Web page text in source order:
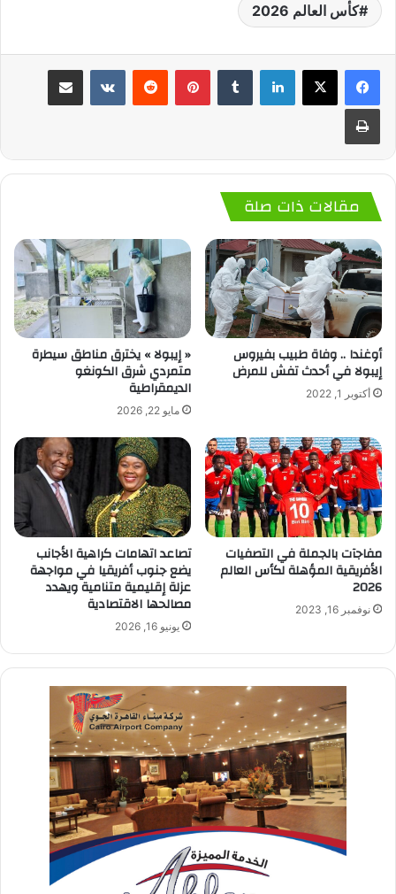
كأس العالم 2026
لينكدإن بينتيريست
مقالات ذات صلة
أوغندا .. وفاة طبيب بفيروس
إيبولا في أحدث تفش للمرض
أكتوبر 1, 2022
« إيبولا » يخترق مناطق سيطرة
متمردي شرق الكونغو
الديمقراطية
مايو 22, 2026
مفاجآت بالجملة في التصفيات
الأفريقية المؤهلة لكأس العالم
2026
نوفمبر 16, 2023
تصاعد اتهامات كراهية الأجانب
يضع جنوب أفريقيا في مواجهة
عزلة إقليمية متنامية ويهدد
مصالحها الاقتصادية
يونيو 16, 2026